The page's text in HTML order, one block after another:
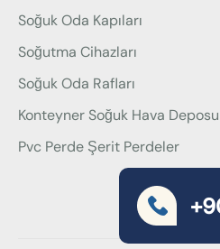
Soğuk Oda Kapıları
Soğutma Cihazları
Soğuk Oda Rafları
Konteyner Soğuk Hava Deposu
Pvc Perde Şerit Perdeler